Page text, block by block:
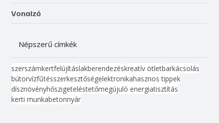
Vonalzó
Népszerű címkék
szerszámkertfelújításlakberendezéskreatív ötletbarkácsolás
bútorvízfűtésszerkesztőségelektronikahasznos tippek
dísznövényhőszigeteléstetőmegújuló energiatisztítás
kerti munkabetonnyár